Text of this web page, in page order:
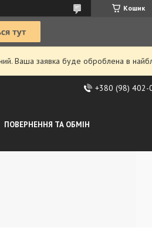
Кошик
Ваша заявка буде оброблена в
+380 (98) 402-
ПОВЕРНЕННЯ ТА ОБМІН